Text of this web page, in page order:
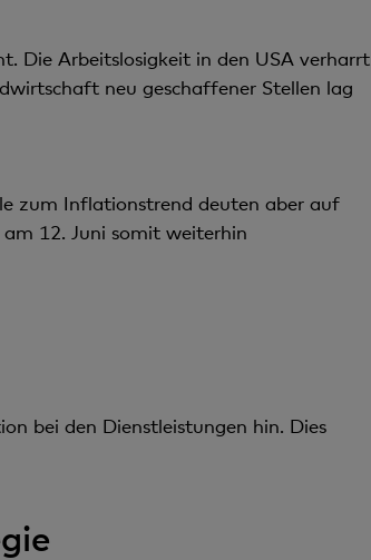
Die Arbeitslosigkeit in den USA verharrt
neu geschaffener Stellen lag
zum Inflationstrend deuten aber auf
12. Juni somit weiterhin
bei den Dienstleistungen hin. Dies